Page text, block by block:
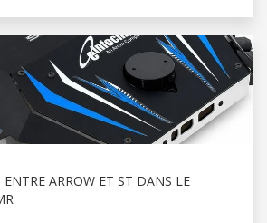
ARROW ET ST DANS LE